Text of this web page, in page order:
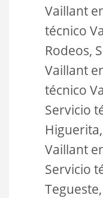
Vaillant
técnico
Rodeos,
Vaillant
técnico
Servicio
Vaillant
Servicio
Tegueste,